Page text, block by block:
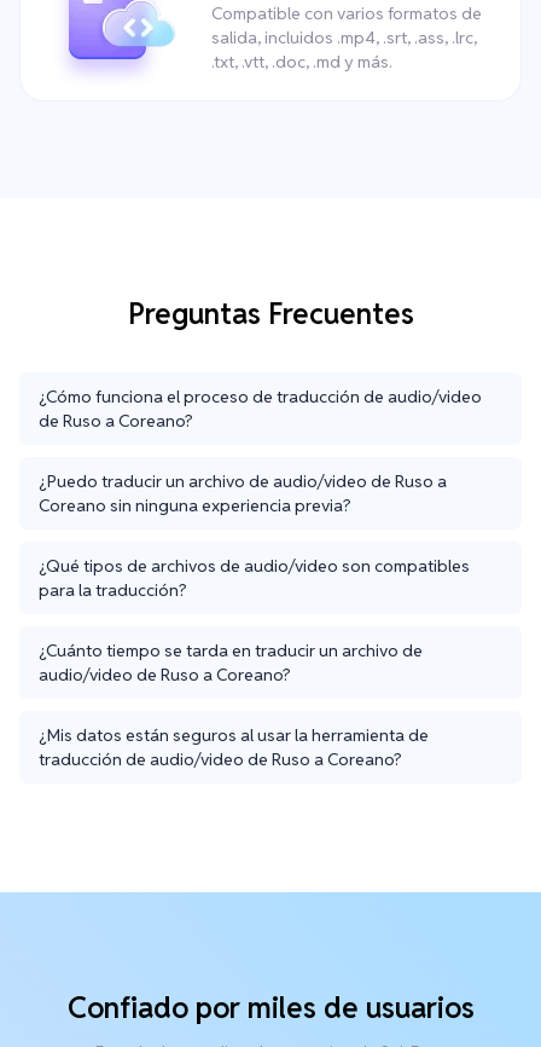
Compatible con varios formatos de
salida, incluidos .mp4, .srt, .ass, .lrc,
.txt, .vtt, .doc, .md y más.
Preguntas Frecuentes
¿Cómo funciona el proceso de traducción de audio/video
de Ruso a Coreano?
¿Puedo traducir un archivo de audio/video de Ruso a
Coreano sin ninguna experiencia previa?
¿Qué tipos de archivos de audio/video son compatibles
para la traducción?
¿Cuánto tiempo se tarda en traducir un archivo de
audio/video de Ruso a Coreano?
¿Mis datos están seguros al usar la herramienta de
traducción de audio/video de Ruso a Coreano?
Confiado por miles de usuarios